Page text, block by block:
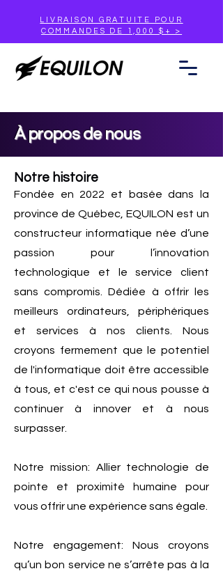
LIVRAISON GRATUITE POUR
COMMANDES DE 1,000 $+ >
À propos de nous
Notre histoire
Fondée en 2022 et basée dans la
province de Québec, EQUILON est un
constructeur informatique née d’une
passion pour l’innovation
technologique et le service client
sans compromis. Dédiée à offrir les
meilleurs ordinateurs, périphériques
et services à nos clients. Nous
croyons fermement que le potentiel
de l'informatique doit être accessible
à tous, et c'est ce qui nous pousse à
continuer à innover et à nous
surpasser.
Notre mission: Allier technologie de
pointe et proximité humaine pour
vous offrir une expérience sans égale.
Notre engagement: Nous croyons
qu’un bon service ne s’arrête pas à la